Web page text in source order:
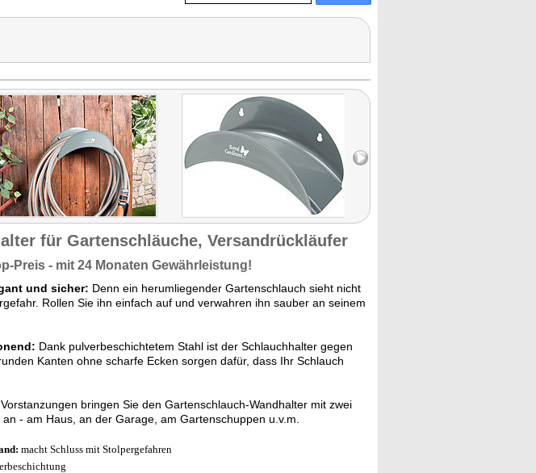
für Gartenschläuche, Versandrückläufer
Preis - mit 24 Monaten Gewährleistung!
und sicher: Denn ein herumliegender Gartenschlauch sieht nicht
Rollen Sie ihn einfach auf und verwahren ihn sauber an seinem
Dank pulverbeschichtetem Stahl ist der Schlauchhalter gegen
Kanten ohne scharfe Ecken sorgen dafür, dass Ihr Schlauch
bringen Sie den Gartenschlauch-Wandhalter mit zwei
- am Haus, an der Garage, am Gartenschuppen u.v.m.
macht Schluss mit Stolpergefahren